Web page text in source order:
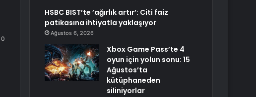
0
HSBC BIST’te ’ağırlık artır’: Citi faiz
patikasına ihtiyatla yaklaşıyor
Ağustos 6, 2026
Xbox Game Pass’te 4
oyun için yolun sonu: 15
Ağustos’ta
kütüphaneden
siliniyorlar